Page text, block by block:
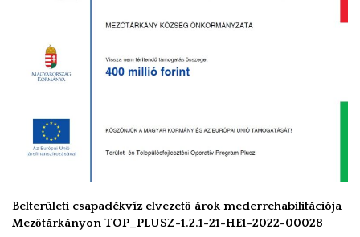
Belterületi csapadékvíz elvezető árok mederrehabilitációja
Mezőtárkányon TOP_PLUSZ-1.2.1-21-HE1-2022-00028